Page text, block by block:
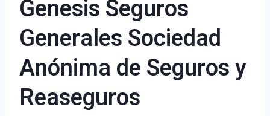
Genesis Seguros
Generales Sociedad
Anónima de Seguros y
Reaseguros